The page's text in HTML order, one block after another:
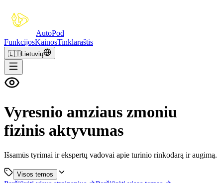
AutoPod
FunkcijosKainosTinklaraštis
🇱🇹Lietuvių
Vyresnio amziaus zmoniu
fizinis aktyvumas
Išsamūs tyrimai ir ekspertų vadovai apie turinio rinkodarą ir augimą.
Visos temos